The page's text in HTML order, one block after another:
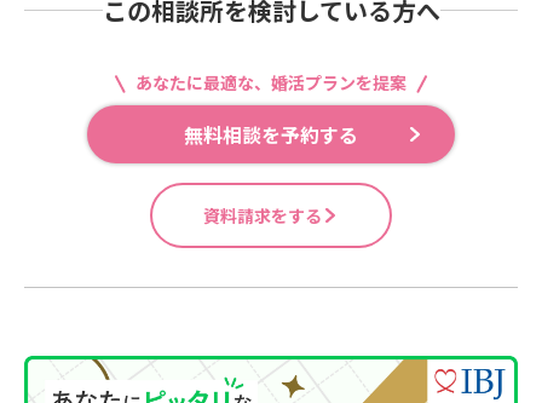
この相談所を検討している方へ
あなたに最適な、婚活プランを提案
無料相談を予約する
資料請求をする